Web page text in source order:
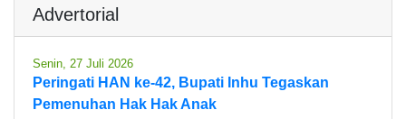
Advertorial
Senin, 27 Juli 2026
Peringati HAN ke-42, Bupati Inhu Tegaskan
Pemenuhan Hak Hak Anak